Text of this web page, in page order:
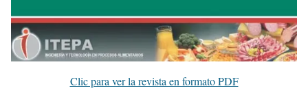
Clic para ver la revista en formato PDF